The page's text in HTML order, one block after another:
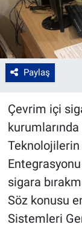
Paylaş
Çevrim içi
kurumlarında
Teknolojilerin
Entegrasyonu
sigara
Söz konusu
Sistemleri